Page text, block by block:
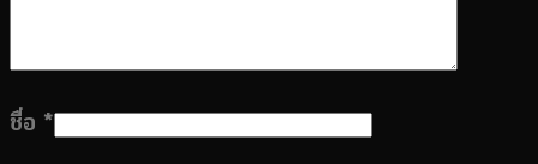
ชื่อ *